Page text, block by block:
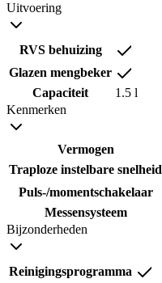
Uitvoering
RVS behuizing
Glazen mengbeker
Capaciteit
1.5 l
Kenmerken
Vermogen
Traploze instelbare snelheid
Puls-/momentschakelaar
Messensysteem
Bijzonderheden
Reinigingsprogramma